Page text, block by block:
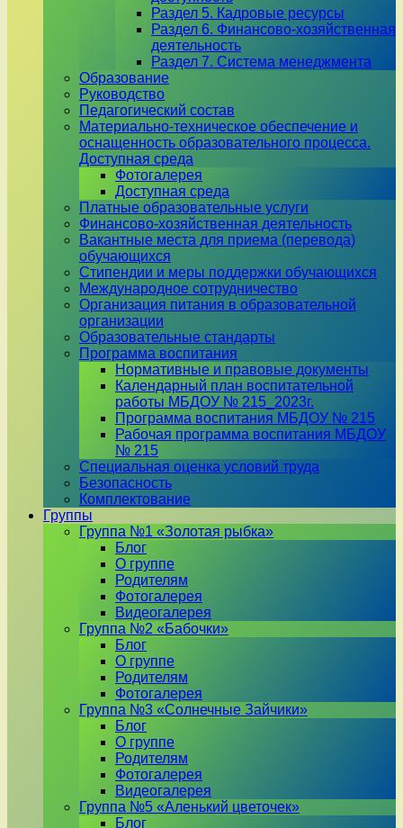
Раздел 5. Кадровые ресурсы
Раздел 6. Финансово-хозяйственная
деятельность
Раздел 7. Система менеджмента
Образование
Руководство
Педагогический состав
Материально-техническое обеспечение и
оснащенность образовательного процесса.
Доступная среда
Фотогалерея
Доступная среда
Платные образовательные услуги
Финансово-хозяйственная деятельность
Вакантные места для приема (перевода)
обучающихся
Стипендии и меры поддержки обучающихся
Международное сотрудничество
Организация питания в образовательной
организации
Образовательные стандарты
Программа воспитания
Нормативные и правовые документы
Календарный план воспитательной
работы МБДОУ № 215_2023г.
Программа воспитания МБДОУ № 215
Рабочая программа воспитания МБДОУ
№ 215
Специальная оценка условий труда
Безопасность
Комплектование
Группы
Группа №1 «Золотая рыбка»
Блог
О группе
Родителям
Фотогалерея
Видеогалерея
Группа №2 «Бабочки»
Блог
О группе
Родителям
Фотогалерея
Группа №3 «Солнечные Зайчики»
Блог
О группе
Родителям
Фотогалерея
Видеогалерея
Группа №5 «Аленький цветочек»
Блог